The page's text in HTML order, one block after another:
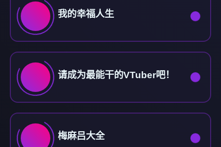
我的幸福人生
请成为最能干的VTuber吧！
梅麻吕大全